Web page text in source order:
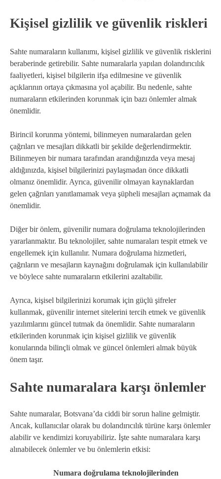
Kişisel gizlilik ve güvenlik riskleri
Sahte numaraların kullanımı, kişisel gizlilik ve güvenlik risklerini
beraberinde getirebilir. Sahte numaralarla yapılan dolandırıcılık
faaliyetleri, kişisel bilgilerin ifşa edilmesine ve güvenlik
açıklarının ortaya çıkmasına yol açabilir. Bu nedenle, sahte
numaraların etkilerinden korunmak için bazı önlemler almak
önemlidir.
Birincil korunma yöntemi, bilinmeyen numaralardan gelen
çağrıları ve mesajları dikkatli bir şekilde değerlendirmektir.
Bilinmeyen bir numara tarafından arandığınızda veya mesaj
aldığınızda, kişisel bilgilerinizi paylaşmadan önce dikkatli
olmanız önemlidir. Ayrıca, güvenilir olmayan kaynaklardan
gelen çağrıları yanıtlamamak veya şüpheli mesajları açmamak da
önemlidir.
Diğer bir önlem, güvenilir numara doğrulama teknolojilerinden
yararlanmaktır. Bu teknolojiler, sahte numaraları tespit etmek ve
engellemek için kullanılır. Numara doğrulama hizmetleri,
çağrıların ve mesajların kaynağını doğrulamak için kullanılabilir
ve böylece sahte numaraların etkilerini azaltabilir.
Ayrıca, kişisel bilgilerinizi korumak için güçlü şifreler
kullanmak, güvenilir internet sitelerini tercih etmek ve güvenlik
yazılımlarını güncel tutmak da önemlidir. Sahte numaraların
etkilerinden korunmak için kişisel gizlilik ve güvenlik
konularında bilinçli olmak ve güncel önlemleri almak büyük
önem taşır.
Sahte numaralara karşı önlemler
Sahte numaralar, Botsvana’da ciddi bir sorun haline gelmiştir.
Ancak, kullanıcılar olarak bu dolandırıcılık türüne karşı önlemler
alabilir ve kendimizi koruyabiliriz. İşte sahte numaralara karşı
alınabilecek önlemler ve bu önlemlerin etkisi:
Numara doğrulama teknolojilerinden